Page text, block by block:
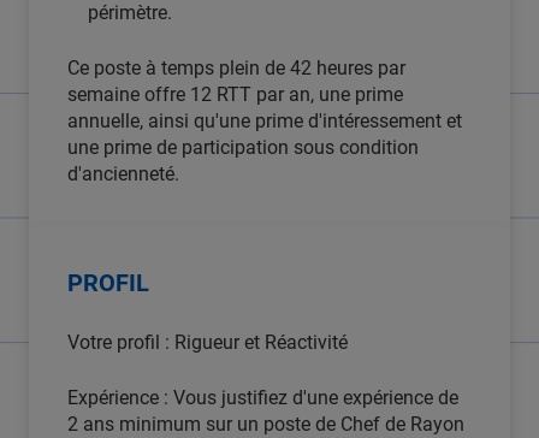
périmètre.
Ce poste à temps plein de 42 heures par
semaine offre 12 RTT par an, une prime
annuelle, ainsi qu'une prime d'intéressement et
une prime de participation sous condition
d'ancienneté.
PROFIL
Votre profil : Rigueur et Réactivité
Expérience : Vous justifiez d'une expérience de
2 ans minimum sur un poste de Chef de Rayon